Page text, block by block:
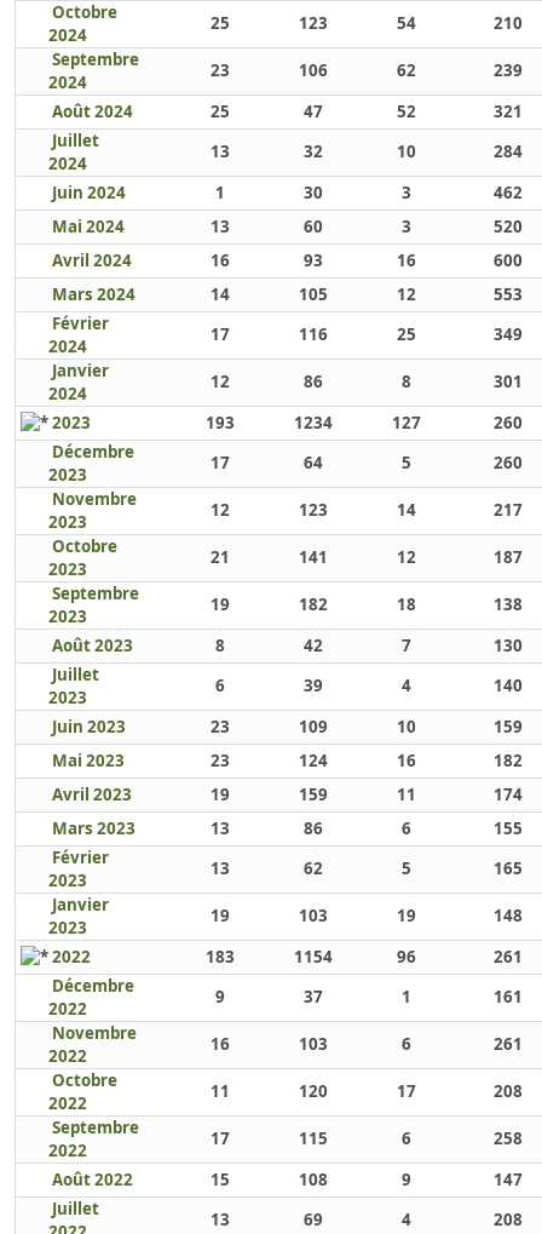
Octobre
2024
25 123 54
210
Septembre
2024
23 106 62
239
Août 2024
25 47 52
321
Juillet
2024
13 32 10
284
Juin 2024
1 30 3
462
Mai 2024
13 60 3
520
Avril 2024
16 93 16
600
Mars 2024
14 105 12
553
Février
2024
17 116 25
349
Janvier
2024
12 86 8
301
2023
193 1234 127
260
Décembre
2023
17 64 5
260
Novembre
2023
12 123 14
217
Octobre
2023
21 141 12
187
Septembre
2023
19 182 18
138
Août 2023
8 42 7
130
Juillet
2023
6 39 4
140
Juin 2023
23 109 10
159
Mai 2023
23 124 16
182
Avril 2023
19 159 11
174
Mars 2023
13 86 6
155
Février
2023
13 62 5
165
Janvier
2023
19 103 19
148
2022
183 1154 96
261
Décembre
2022
9 37 1
161
Novembre
2022
16 103 6
261
Octobre
2022
11 120 17
208
Septembre
2022
17 115 6
258
Août 2022
15 108 9
147
Juillet
13 69 4
208